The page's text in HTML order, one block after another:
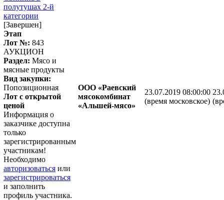
полутушах 2-й
категории
[Завершен]
Этап
Лот №: 843
АУКЦИОН
Раздел: Мясо и
мясные продукты
Вид закупки:
Попозиционная
Лот с открытой
ценой
Информация о
заказчике доступна
только
зарегистрированным
участникам!
Необходимо
авторизоваться или
зарегистрироваться
и заполнить
профиль участника.
ООО «Раевский
мясокомбинат
«Альшей-мясо»
23.07.2019 08:00:00
(время московское)